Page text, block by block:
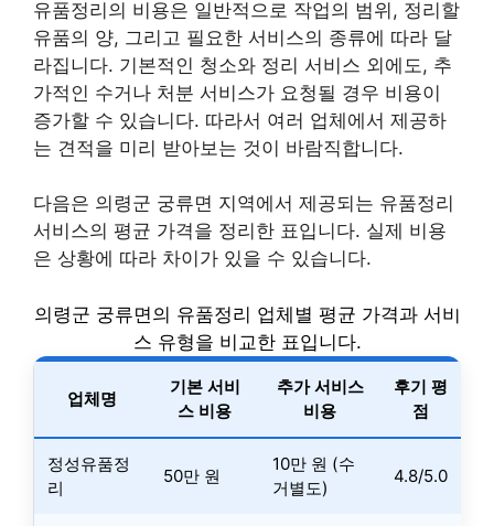
유품정리의 비용은 일반적으로 작업의 범위, 정리할
유품의 양, 그리고 필요한 서비스의 종류에 따라 달
라집니다. 기본적인 청소와 정리 서비스 외에도, 추
가적인 수거나 처분 서비스가 요청될 경우 비용이
증가할 수 있습니다. 따라서 여러 업체에서 제공하
는 견적을 미리 받아보는 것이 바람직합니다.
다음은 의령군 궁류면 지역에서 제공되는 유품정리
서비스의 평균 가격을 정리한 표입니다. 실제 비용
은 상황에 따라 차이가 있을 수 있습니다.
의령군 궁류면의 유품정리 업체별 평균 가격과 서비
스 유형을 비교한 표입니다.
업체명
기본 서비
스 비용
추가 서비스
비용
후기 평
점
정성유품정
리
50만 원
10만 원 (수
거별도)
4.8/5.0